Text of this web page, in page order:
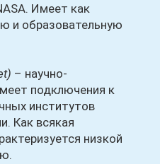
Имеет как
и образовательную
– научно-
подключения к
институтов
Как всякая
низкой